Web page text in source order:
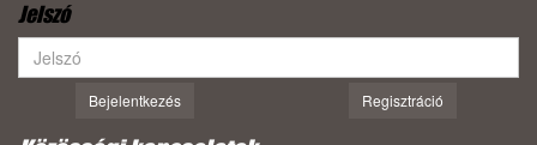
Jelszó
Bejelentkezés Regisztráció